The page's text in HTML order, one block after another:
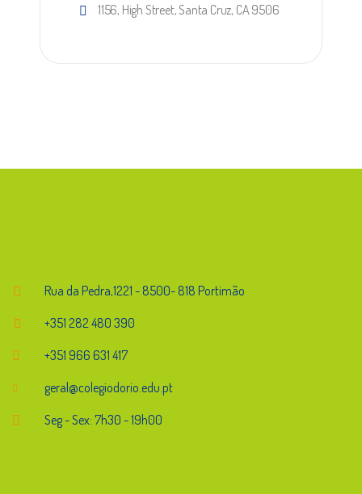
1156, High Street, Santa Cruz, CA 9506
Rua da Pedra,1221 - 8500- 818 Portimão
+351 282 480 390
+351 966 631 417
geral@colegiodorio.edu.pt
Seg - Sex: 7h30 - 19h00